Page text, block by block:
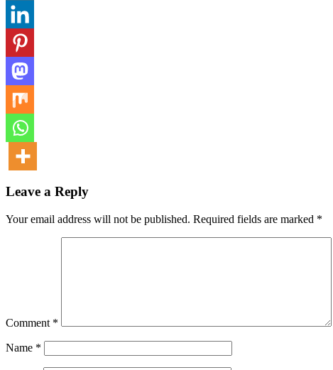
Leave a Reply
Your email address will not be published. Required fields are marked *
Comment *
Name *